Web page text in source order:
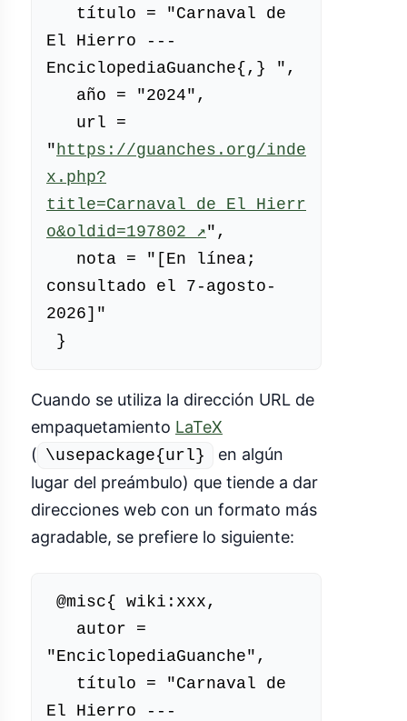
El Hierro ---
EnciclopediaGuanche{,} ",
" https://guanches.org/inde
x.php?
title=Carnaval_de_El_Hierr
o&oldid=197802 ↗(enlace
externo)
",
consultado el 7-agosto-
2026]"
Cuando se utiliza la dirección URL de
empaquetamiento LaTeX
( \usepackage{url}
en algún
lugar del preámbulo) que tiende a dar
direcciones web con un formato más
agradable, se prefiere lo siguiente:
"EnciclopediaGuanche",
El Hierro ---